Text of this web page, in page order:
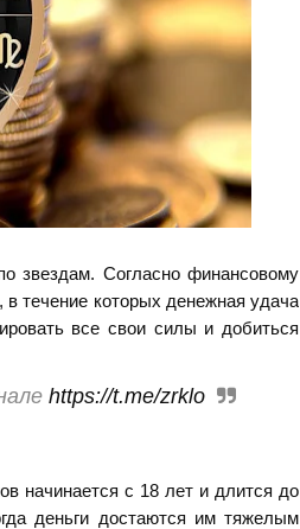
звездам. Согласно финансовому
течение которых денежная удача
все свои силы и добиться
https://t.me/zrklo
начинается с 18 лет и длится до
деньги достаются им тяжелым